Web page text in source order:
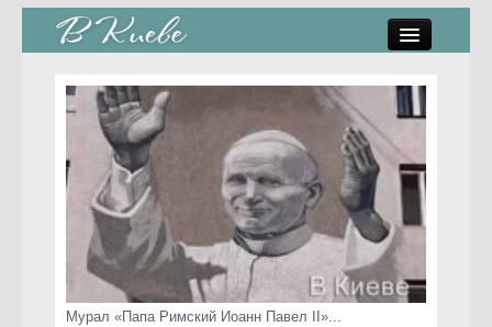
стрит-арт
коты Киева
скамейки
часы Киева
Мурал «Папа Римский Иоанн Павел II»...